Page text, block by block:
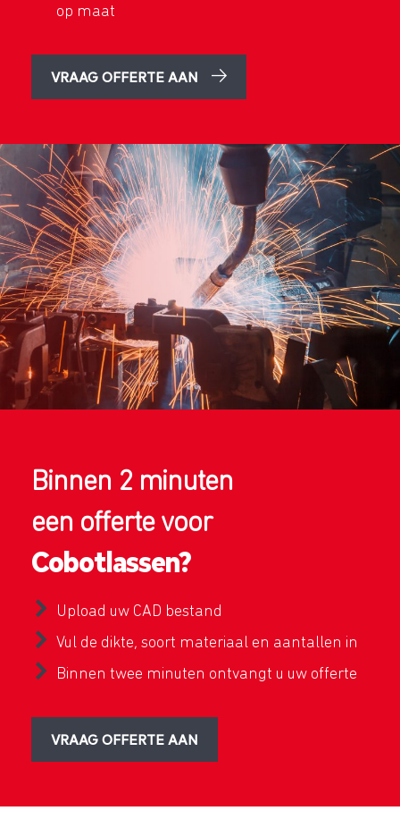
op maat
VRAAG OFFERTE AAN
Binnen 2 minuten
een offerte voor
Cobotlassen?
Upload uw CAD bestand
Vul de dikte, soort materiaal en aantallen in
Binnen twee minuten ontvangt u uw offerte
VRAAG OFFERTE AAN